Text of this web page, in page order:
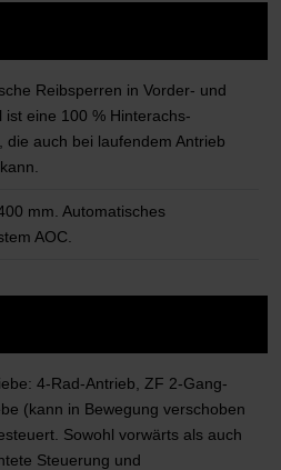
Reibsperren in Vorder- und
ist eine 100 % Hinterachs-
die auch bei laufendem Antrieb
mm. Automatisches
AOC.
4-Rad-Antrieb, ZF 2-Gang-
(kann in Bewegung verschoben
Sowohl vorwärts als auch
Steuerung und